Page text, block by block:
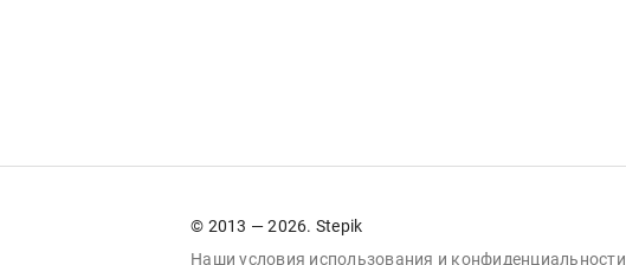
© 2013 — 2026. Stepik
Наши условия использования и конфиденциальности